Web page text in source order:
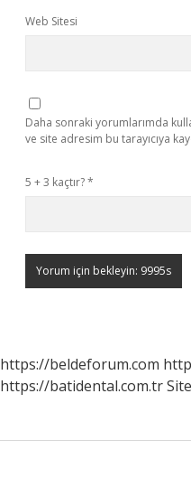
Web Sitesi
Daha sonraki yorumlarımda
ve site adresim bu tarayıcıya
5 + 3 kaçtır?*
https://beldeforum.com
https://batidental.com.tr